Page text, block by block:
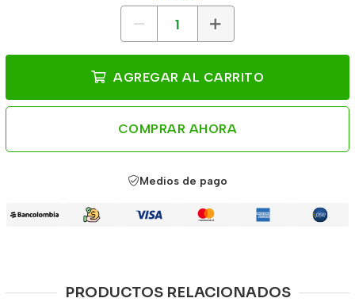
AGREGAR AL CARRITO
COMPRAR AHORA
Medios de pago
PRODUCTOS RELACIONADOS